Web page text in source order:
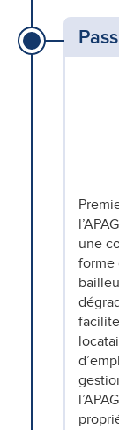
une
forme